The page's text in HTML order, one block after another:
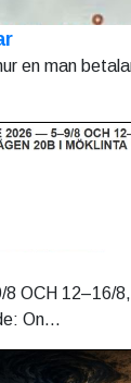
en man
OCH 12–16/
On...